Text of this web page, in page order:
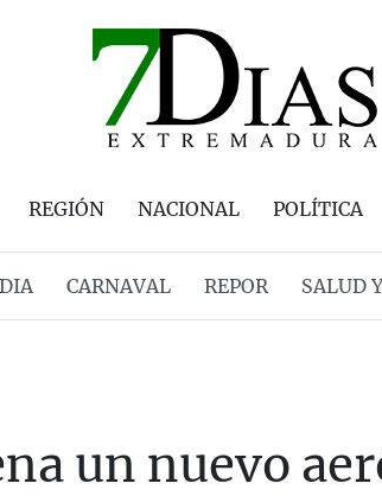
REGIÓN NACIONAL POLÍTICA
CARNAVAL REPOR SALUD
un nuevo